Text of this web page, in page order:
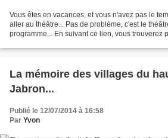
Vous êtes en vacances, et vous n'avez pas le
aller au théâtre... Pas de problème, c'est le
programme... En suivant ce lien, vous trouverez
La mémoire des villages du
Jabron...
Publié le 12/07/2014 à 16:58
Par Yvon